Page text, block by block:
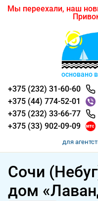
Мы переехали, наш
основано
+375 (232) 31-60-60
+375 (44) 774-52-01
+375 (232) 33-66-77
+375 (33) 902-09-09
для
Сочи
дом